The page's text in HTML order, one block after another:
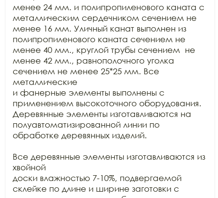
менее 24 мм. и полипропиленового каната с
металлическим сердечником сечением не
менее 16 мм. Уличный канат выполнен из
полипропиленового каната сечением не
менее 40 мм., круглой трубы сечением  не
менее 42 мм., равнополочного уголка
сечением не менее 25*25 мм. Все
металлические
и фанерные элементы выполнены с
применением высокоточного оборудования.
Деревянные элементы изготавливаются на
полуавтоматизированной линии по
обработке деревянных изделий.
Все деревянные элементы изготавливаются из
хвойной
доски влажностью 7-10%, подвергаемой
склейке по длине и ширине заготовки с